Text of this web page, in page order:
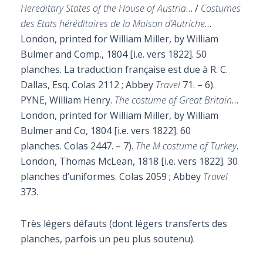
Hereditary States of the House of Austria… / Costumes
des Etats héréditaires de la Maison d’Autriche…
London, printed for William Miller, by William
Bulmer and Comp., 1804 [i.e. vers 1822]. 50
planches. La traduction française est due à R. C.
Dallas, Esq. Colas 2112 ; Abbey Travel 71. – 6).
PYNE, William Henry. The costume of Great Britain…
London, printed for William Miller, by William
Bulmer and Co, 1804 [i.e. vers 1822]. 60
planches. Colas 2447. – 7). The M costume of Turkey.
London, Thomas McLean, 1818 [i.e. vers 1822]. 30
planches d’uniformes. Colas 2059 ; Abbey Travel
373.
Très légers défauts (dont légers transferts des
planches, parfois un peu plus soutenu).